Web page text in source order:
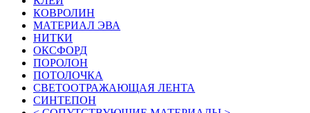
КОВРОЛИН
МАТЕРИАЛ ЭВА
НИТКИ
ОКСФОРД
ПОРОЛОН
ПОТОЛОЧКА
СВЕТООТРАЖАЮЩАЯ ЛЕНТА
СИНТЕПОН